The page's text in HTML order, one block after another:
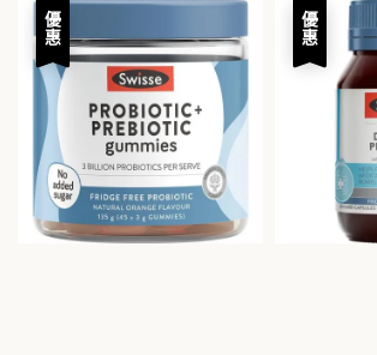
優惠 優惠